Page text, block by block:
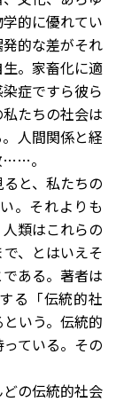
的に優れてい
的な差がそれ
。家畜化に適
症ですら彼ら
たちの社会は
人間関係と経
……。
と、私たちの
。それよりも
類はこれらの
、とはいえそ
ある。著者は
る「伝統的社
いう。伝統的
ている。その
の伝統的社会